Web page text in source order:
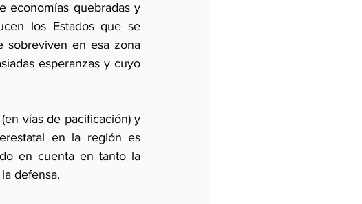
economías quebradas y
los Estados que se
sobreviven en esa zona
esperanzas y cuyo
vías de pacificación) y
en la región es
en cuenta en tanto la
defensa.